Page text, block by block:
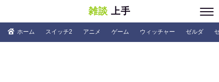
雑談 上手
ホーム スイッチ2 アニメ ゲーム ウィッチャー ゼルダ